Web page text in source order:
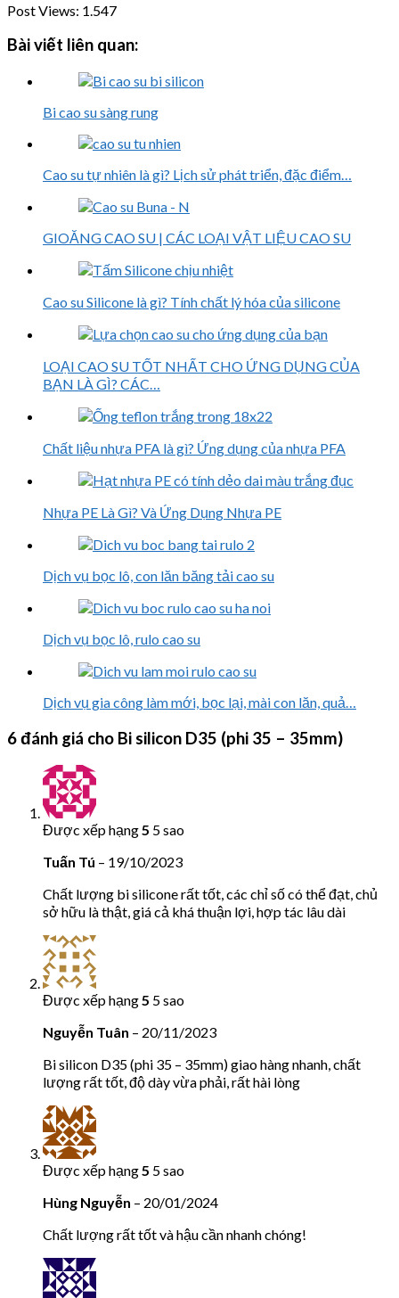
Post Views: 1.547
Bài viết liên quan:
Bi cao su sàng rung
Cao su tự nhiên là gì? Lịch sử phát triển, đặc điểm…
GIOĂNG CAO SU | CÁC LOẠI VẬT LIỆU CAO SU
Cao su Silicone là gì? Tính chất lý hóa của silicone
LOẠI CAO SU TỐT NHẤT CHO ỨNG DỤNG CỦA
BẠN LÀ GÌ? CÁC…
Chất liệu nhựa PFA là gì? Ứng dụng của nhựa PFA
Nhựa PE Là Gì? Và Ứng Dụng Nhựa PE
Dịch vụ bọc lô, con lăn băng tải cao su
Dịch vụ bọc lô, rulo cao su
Dịch vụ gia công làm mới, bọc lại, mài con lăn, quả…
6 đánh giá cho Bi silicon D35 (phi 35 – 35mm)
Được xếp hạng5 5 sao
Tuấn Tú – 19/10/2023
Chất lượng bi silicone rất tốt, các chỉ số có thể đạt, chủ
sở hữu là thật, giá cả khá thuận lợi, hợp tác lâu dài
Được xếp hạng5 5 sao
Nguyễn Tuân – 20/11/2023
Bi silicon D35 (phi 35 – 35mm) giao hàng nhanh, chất
lượng rất tốt, độ dày vừa phải, rất hài lòng
Được xếp hạng5 5 sao
Hùng Nguyễn – 20/01/2024
Chất lượng rất tốt và hậu cần nhanh chóng!